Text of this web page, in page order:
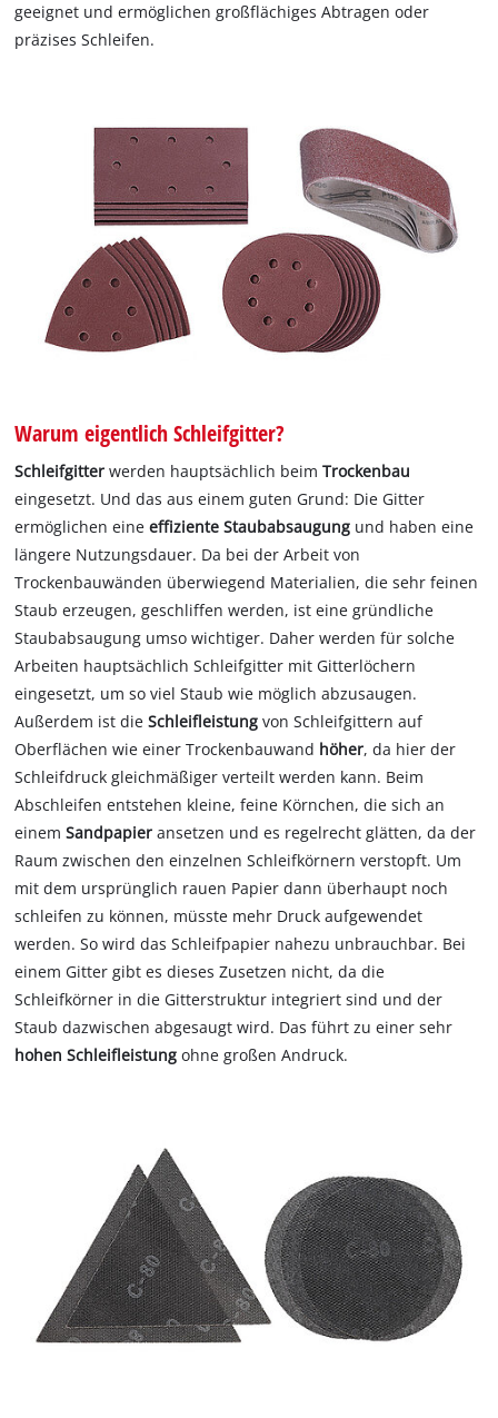
geeignet und ermöglichen großflächiges Abtragen oder
präzises Schleifen.
Warum eigentlich Schleifgitter?
Schleifgitterwerden hauptsächlich beimTrockenbau
eingesetzt. Und das aus einem guten Grund: Die Gitter
ermöglichen eineeffiziente Staubabsaugung und haben eine
längere Nutzungsdauer. Da bei der Arbeit von
Trockenbauwänden überwiegend Materialien, die sehr feinen
Staub erzeugen, geschliffen werden, ist eine gründliche
Staubabsaugung umso wichtiger. Daher werden für solche
Arbeiten hauptsächlich Schleifgitter mit Gitterlöchern
eingesetzt, um so viel Staub wie möglich abzusaugen.
Außerdem ist dieSchleifleistung von Schleifgittern auf
Oberflächen wie einer Trockenbauwand höher, da hier der
Schleifdruck gleichmäßiger verteilt werden kann. Beim
Abschleifen entstehen kleine, feine Körnchen, die sich an
einemSandpapier ansetzen und es regelrecht glätten, da der
Raum zwischen den einzelnen Schleifkörnern verstopft. Um
mit dem ursprünglich rauen Papier dann überhaupt noch
schleifen zu können, müsste mehr Druck aufgewendet
werden. So wird das Schleifpapier nahezu unbrauchbar. Bei
einem Gitter gibt es dieses Zusetzen nicht, da die
Schleifkörner in die Gitterstruktur integriert sind und der
Staub dazwischen abgesaugt wird. Das führt zu einer sehr
hohen Schleifleistung ohne großen Andruck.